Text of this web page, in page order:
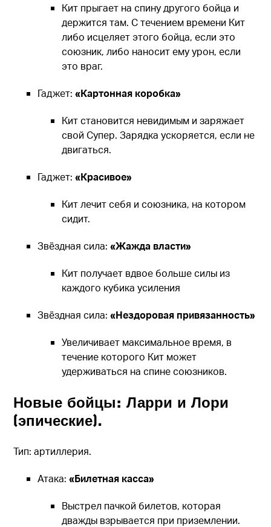
Кит прыгает на спину другого бойца и
держится там. С течением времени Кит
либо исцеляет этого бойца, если это
союзник, либо наносит ему урон, если
это враг.
Гаджет:«Картонная коробка»
Кит становится невидимым и заряжает
свой Супер. Зарядка ускоряется, если не
двигаться.
Гаджет:«Красивое»
Кит лечит себя и союзника, на котором
сидит.
Звёздная сила:«Жажда власти»
Кит получает вдвое больше силы из
каждого кубика усиления
Звёздная сила:«Нездоровая привязанность»
Увеличивает максимальное время, в
течение которого Кит может
удерживаться на спине союзников.
Новые бойцы: Ларри и Лори
(эпические).
Тип: артиллерия.
Атака:«Билетная касса»
Выстрел пачкой билетов, которая
дважды взрывается при приземлении.